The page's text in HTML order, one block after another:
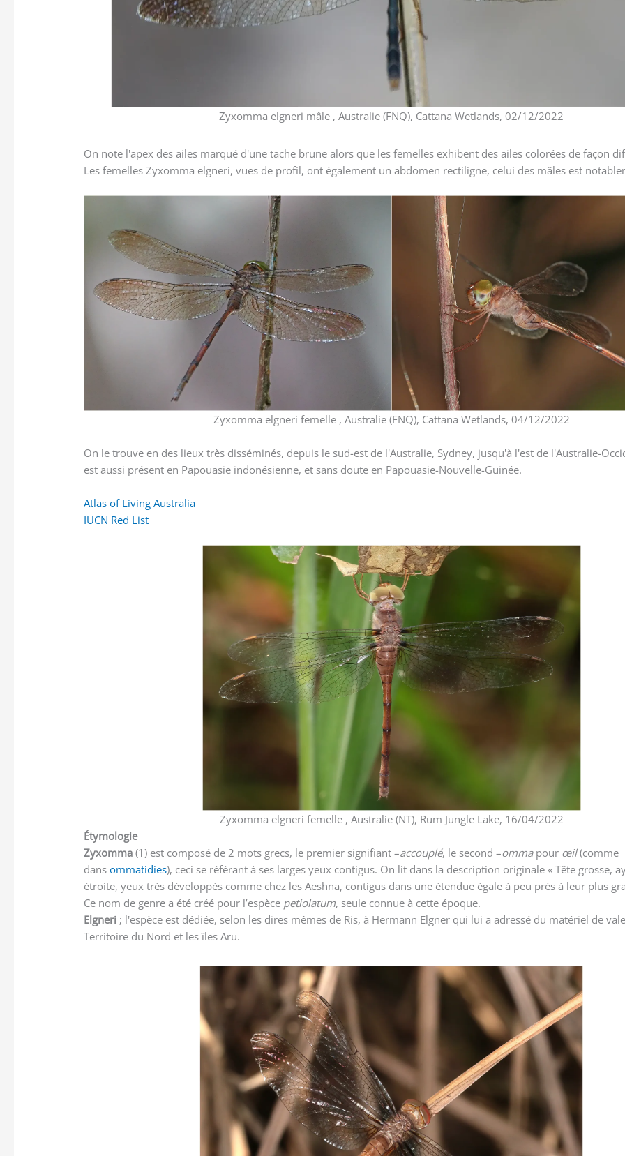
Zyxomma elgneri mâle , Australie (FNQ), Cattana Wetlands, 02/12/2022
On note l'apex des ailes marqué d'une tache brune alors que les femelles exhibent des ailes colorées de façon
Les femelles Zyxomma elgneri, vues de profil, ont également un abdomen rectiligne, celui des mâles est
Zyxomma elgneri femelle , Australie (FNQ), Cattana Wetlands, 04/12/2022
On le trouve en des lieux très disséminés, depuis le sud-est de l'Australie, Sydney, jusqu'à l'est de l'Australie-
est aussi présent en Papouasie indonésienne, et sans doute en Papouasie-Nouvelle-Guinée.
Atlas of Living Australia
IUCN Red List
Zyxomma elgneri femelle , Australie (NT), Rum Jungle Lake, 16/04/2022
Étymologie
Zyxomma (1) est composé de 2 mots grecs, le premier signifiant –accouplé, le second –ommapour œil(comme
dansommatidies), ceci se référant à ses larges yeux contigus. On lit dans la description originale « Tête grosse,
étroite, yeux très développés comme chez les Aeshna, contigus dans une étendue égale à peu près à leur plus
Ce nom de genre a été créé pour l’espèce petiolatum, seule connue à cette époque.
Elgneri ; l'espèce est dédiée, selon les dires mêmes de Ris, à Hermann Elgner qui lui a adressé du matériel de
Territoire du Nord et les îles Aru.